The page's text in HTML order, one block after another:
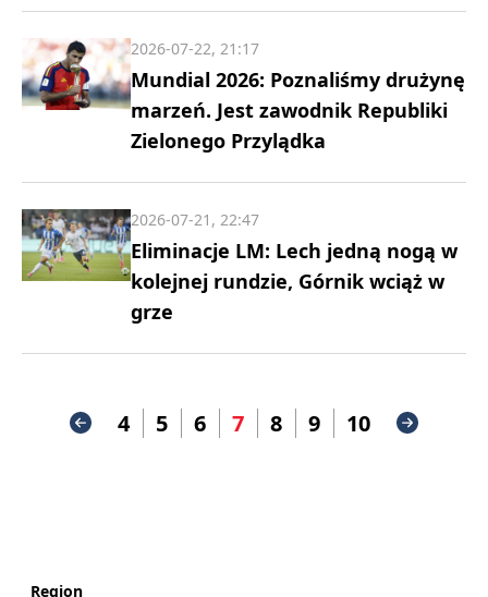
Mundial 2026: Poznaliśmy drużynę
marzeń. Jest zawodnik Republiki
Zielonego Przylądka
2026-07-22, 21:17
Eliminacje LM: Lech jedną nogą w
kolejnej rundzie, Górnik wciąż w
grze
2026-07-21, 22:47
4 5 6 7 8 9 10
Region